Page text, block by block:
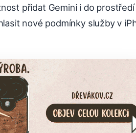
přidat Gemini i do prostředí
nové podmínky služby v